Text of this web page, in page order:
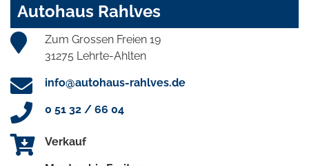
Autohaus Rahlves
Zum Grossen Freien 19
31275 Lehrte-Ahlten
info@autohaus-rahlves.de
0 51 32 / 66 04
Verkauf